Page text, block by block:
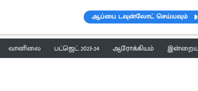
ஆப்பை டவுன்லோட் செய்யவும்
வானிலை பட்ஜெட் 2023-24 ஆரோக்கியம் இன்றைய